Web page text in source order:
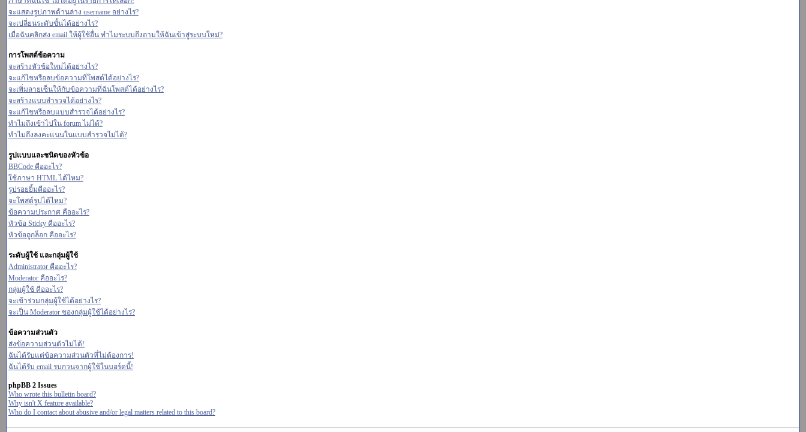
จะแสดงรูปภาพด้านล่าง username อย่างไร?
จะเปลี่ยนระดับขั้นได้อย่างไร?
เมื่อฉันคลิกส่ง email ให้ผู้ใช้อื่น ทำไมระบบถึงถามให้ฉันเข้าสู่ระบบใหม่?
การโพสต์ข้อความ
จะสร้างหัวข้อใหม่ได้อย่างไร?
จะแก้ไขหรือลบข้อความที่โพสต์ได้อย่างไร?
จะเพิ่มลายเซ็นให้กับข้อความที่ฉันโพสต์ได้อย่างไร?
จะสร้างแบบสำรวจได้อย่างไร?
จะแก้ไขหรือลบแบบสำรวจได้อย่างไร?
ทำไมถึงเข้าไปใน forum ไม่ได้?
ทำไมถึงลงคะแนนในแบบสำรวจไม่ได้?
รูปแบบและชนิดของหัวข้อ
BBCode คืออะไร?
ใช้ภาษา HTML ได้ไหม?
รูปรอยยิ้มคืออะไร?
จะโพสต์รูปได้ไหม?
ข้อความประกาศ คืออะไร?
หัวข้อ Sticky คืออะไร?
หัวข้อถูกล็อก คืออะไร?
ระดับผู้ใช้ และกลุ่มผู้ใช้
Administrator คืออะไร?
Moderator คืออะไร?
กลุ่มผู้ใช้ คืออะไร?
จะเข้าร่วมกลุ่มผู้ใช้ได้อย่างไร?
จะเป็น Moderator ของกลุ่มผู้ใช้ได้อย่างไร?
ข้อความส่วนตัว
ส่งข้อความส่วนตัวไม่ได้!
ฉันได้รับแต่ข้อความส่วนตัวที่ไม่ต้องการ!
ฉันได้รับ email รบกวนจากผู้ใช้ในบอร์ดนี้!
phpBB 2 Issues
Who wrote this bulletin board?
Why isn't X feature available?
Who do I contact about abusive and/or legal matters related to this board?